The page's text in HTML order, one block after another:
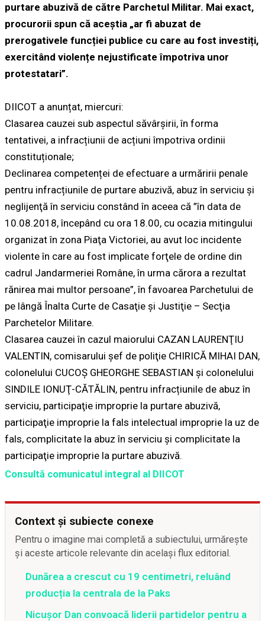
purtare abuzivă de către Parchetul Militar. Mai exact,
procurorii spun că aceștia „ar fi abuzat de
prerogativele funcției publice cu care au fost investiți,
exercitând violențe nejustificateîmpotriva unor
protestatari”.
DIICOT a anunțat, miercuri:
Clasarea cauzei sub aspectul săvârșirii, în forma
tentativei, a infracțiunii de acțiuni împotriva ordinii
constituționale;
Declinarea competenței de efectuare a urmăririi penale
pentru infracțiunile de purtare abuzivă, abuz în serviciu şi
neglijenţă în serviciu constând în aceea că ”în data de
10.08.2018, începând cu ora 18.00, cu ocazia mitingului
organizat în zona Piaţa Victoriei, au avut loc incidente
violente în care au fost implicate forţele de ordine din
cadrul Jandarmeriei Române, în urma cărora a rezultat
rănirea mai multor persoane”, în favoarea Parchetului de
pe lângă Înalta Curte de Casaţie şi Justiţie – Secţia
Parchetelor Militare.
Clasarea cauzei în cazul maiorului CAZAN LAURENŢIU
VALENTIN, comisarului şef de poliţie CHIRICĂ MIHAI DAN,
colonelului CUCOŞ GHEORGHE SEBASTIAN și colonelului
SINDILE IONUŢ-CĂTĂLIN, pentru infracțiunile de abuz în
serviciu, participaţie improprie la purtare abuzivă,
participaţie improprie la fals intelectual improprie la uz de
fals, complicitate la abuz în serviciu și complicitate la
participaţie improprie la purtare abuzivă.
Consultă comunicatul integral al DIICOT
Context și subiecte conexe
Pentru o imagine mai completă a subiectului, urmărește
și aceste articole relevante din același flux editorial.
Dunărea a crescut cu 19 centimetri, reluând
producția la centrala de la Paks
Nicușor Dan convoacă liderii partidelor pentru a